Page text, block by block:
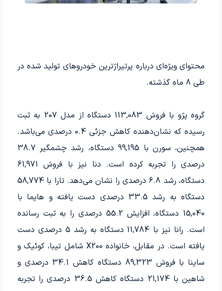
محتوای ویژه‌ای درباره پرتیراژترین خودروهای تولید شده در
طی 8 ماه گذشته.
گروه پژو با فروش 113,083 دستگاه از مدل 207 به ثبت
رسیده که نشان‌دهنده کاهش جزئی 0.4 درصدی می‌باشد.
همچنین، سورن با 99,195 دستگاه، رشد چشمگیر 38.7
درصدی را تجربه کرده است. دنا نیز با فروش 61,971
دستگاه، رشد 6.8 درصدی را نشان می‌دهد. تارا با 58,774
دستگاه به رشد 33.5 درصدی دست یافته و هایما با
15,040 دستگاه، افزایش 55.2 درصدی را به ثبت رسانده
است. رانا نیز با 11,784 دستگاه به رشد 5 درصدی دست
یافته است. در مقابل، خانواده X200 شامل تیبا، کوئیک و
ساینا با فروش 89,323 دستگاه کاهش 34.1 درصدی و
شاهین با 21,174 دستگاه کاهش 36.5 درصدی را تجربه